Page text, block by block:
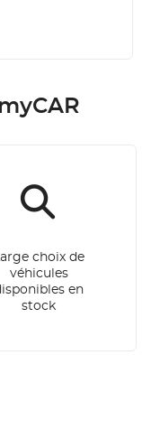
choix de
véhicules
en
stock